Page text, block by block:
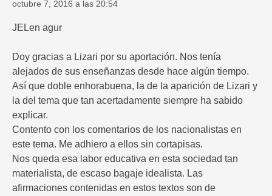
octubre 7, 2016 a las 20:54
JELen agur
Doy gracias a Lizari por su aportación. Nos tenía
alejados de sus enseñanzas desde hace algún tiempo.
Así que doble enhorabuena, la de la aparición de Lizari y
la del tema que tan acertadamente siempre ha sabido
explicar.
Contento con los comentarios de los nacionalistas en
este tema. Me adhiero a ellos sin cortapisas.
Nos queda esa labor educativa en esta sociedad tan
materialista, de escaso bagaje idealista. Las
afirmaciones contenidas en estos textos son de